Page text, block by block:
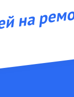
встроенного
электронно-лучевой
на